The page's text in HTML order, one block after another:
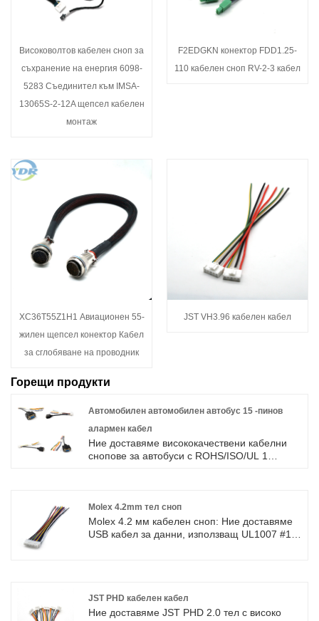
Високоволтов кабелен сноп за
съхранение на енергия 6098-
5283 Съединител към IMSA-
13065S-2-12A щепсел кабелен
монтаж
F2EDGKN конектор FDD1.25-
110 кабелен сноп RV-2-3 кабел
XC36T55Z1H1 Авиационен 55-
жилен щепсел конектор Кабел
за сглобяване на проводник
JST VH3.96 кабелен кабел
Горещи продукти
Автомобилен автомобилен автобус 15 -пинов
алармен кабел
Ние доставяме висококачествени кабелни
снопове за автобуси с ROHS/ISO/UL 1
обхващайки по -голямата част от пазара в
Азия, Европа и Америка. Очакваме да
станем ваши дългосрочни партньори в
Molex 4.2mm тел сноп
Molex 4.2 мм кабелен сноп: Ние доставяме
USB кабел за данни, използващ UL1007 #18
продължение на 10 години, обхващайки по
-голямата част от пазара в Азия, Европа и
JST PHD кабелен кабел
Ние доставяме JST PHD 2.0 тел с високо